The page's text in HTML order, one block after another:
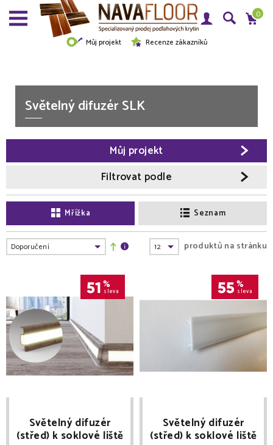
Můj projekt Recenze zákazníků
0
Světelný difuzér SLK
Filtrovat podle
Můj projekt
Mřížka Seznam
produktů na stránku
51 %
sleva
Světelný difuzér
(střed) k soklové liště
55 %
sleva
Světelný difuzér
(střed) k soklové liště